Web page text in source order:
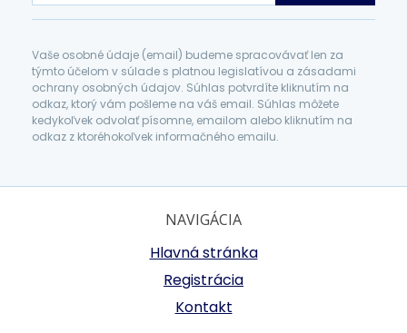
Vaše osobné údaje (email) budeme spracovávať len za
týmto účelom v súlade s platnou legislatívou a zásadami
ochrany osobných údajov. Súhlas potvrdíte kliknutím na
odkaz, ktorý vám pošleme na váš email. Súhlas môžete
kedykoľvek odvolať písomne, emailom alebo kliknutím na
odkaz z ktoréhokoľvek informačného emailu.
NAVIGÁCIA
Hlavná stránka
Registrácia
Kontakt